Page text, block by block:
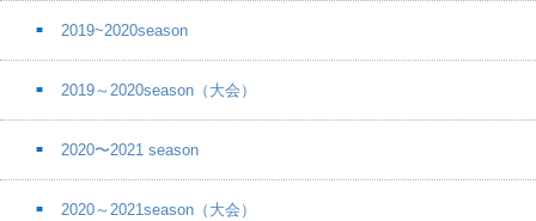
2019~2020season
2019～2020season（大会）
2020〜2021 season
2020～2021season（大会）